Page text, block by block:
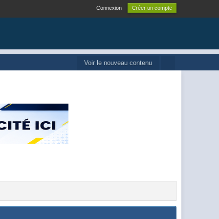
Connexion Créer un compte
Voir le nouveau contenu